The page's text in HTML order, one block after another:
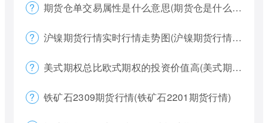
期货仓单交易属性是什么意思(期货仓是什么意思)
沪镍期货行情实时行情走势图(沪镍期货行情价格)
美式期权总比欧式期权的投资价值高(美式期权和欧式期权哪个风险更大)
铁矿石2309期货行情(铁矿石2201期货行情)